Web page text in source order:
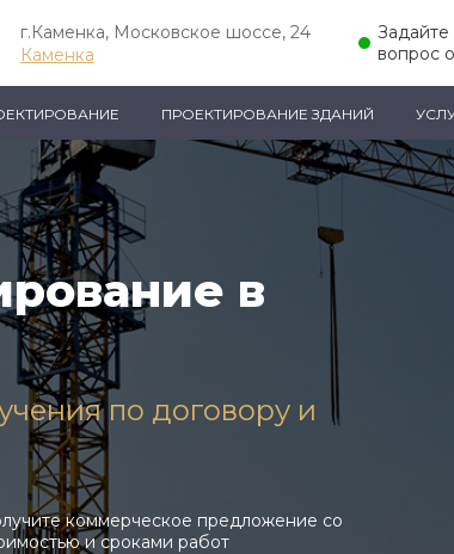
г.Каменка, Московское шоссе, 24
Каменка
вопрос
ПРОЕКТИРОВАНИЕ ЗДАНИЙ
в
по договору и
коммерческое предложение со
и сроками работ